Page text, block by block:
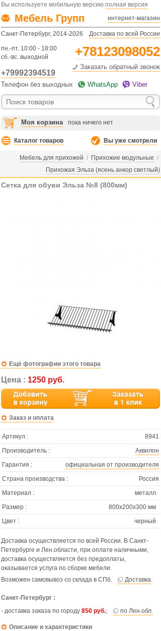
Вы используете мобильную версию полная версия
Мебель Групп интернет-магазин
Санкт-Петербург, 2014-2026 Доставка по всей России
пн.-пт. 10:00 - 18:00
сб.-вс. выходной
+78123098052
+79992394519
Заказать обратный звонок
Телефон без выходных WhatsApp Viber
Моя корзина пока ничего нет
Каталог товаров Вы уже смотрели
Мебель для прихожей / Прихожие модульные /
Прихожая Эльза (ясень анкор светлый)
Сетка для обуви Эльза №8 (800мм)
Ещё фотографии этого товара
Цена : 1250 руб.
Заказ и оплата
Артикул :
8941
Производитель :
Аквилон
Гарантия :
официальная от производителя
Страна производства :
Россия
Материал :
металл
Размер :
800х200х300 мм
Цвет :
черный
Доставка осуществляется по всей России. В Санкт-
Петербурге и Лен.области, при оплате наличными,
доставка осуществляется без предоплаты,
оказывается услуга по сборке мебели.
Возможен самовывоз со склада в СПб.
Доставка.
Санкт-Петербург :
- доставка заказа по городу 850 руб.; по Лен.обл.
Описание и характеристики